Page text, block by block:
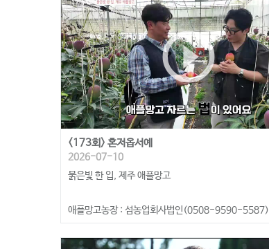
play_circle_outline
<173회> 혼저옵서예
2026-07-10
붉은빛 한 입, 제주 애플망고
애플망고농장 : 섬농업회사법인(0508-9590-5587)